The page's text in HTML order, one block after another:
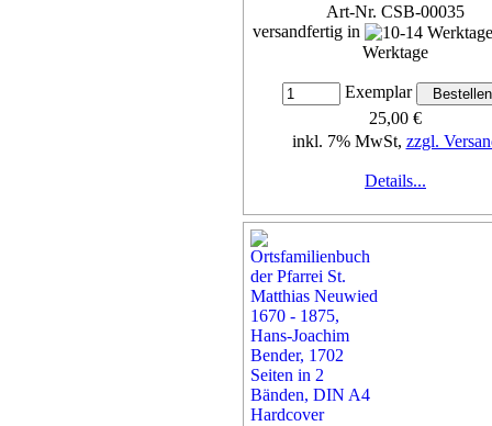
Art-Nr. CSB-00035
versandfertig in
Werktage
Exemplar
25,00 €
inkl. 7% MwSt, zzgl.
Details...